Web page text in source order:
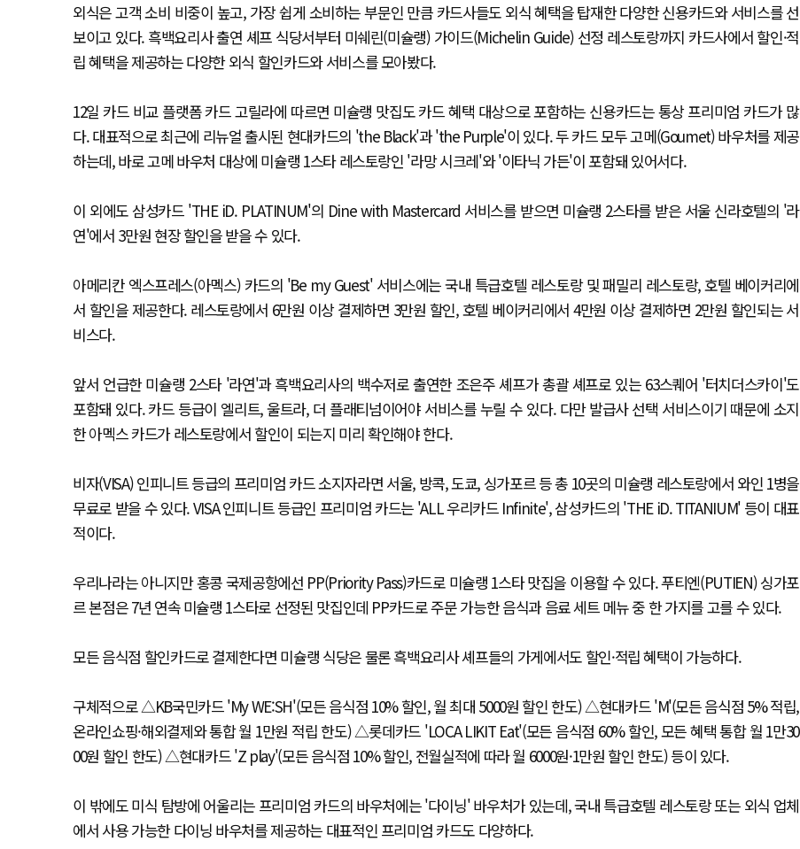
외식은 고객 소비 비중이 높고, 가장 쉽게 소비하는 부문인 만큼 카드사들도 외식 혜택을 탑재한 다양한 신용카드와 서비스를 선
보이고 있다. 흑백요리사 출연 셰프 식당서부터 미쉐린(미슐랭) 가이드(Michelin Guide) 선정 레스토랑까지 카드사에서 할인·적
립 혜택을 제공하는 다양한 외식 할인카드와 서비스를 모아봤다.
12일 카드 비교 플랫폼 카드 고릴라에 따르면 미슐랭 맛집도 카드 혜택 대상으로 포함하는 신용카드는 통상 프리미엄 카드가 많
다. 대표적으로 최근에 리뉴얼 출시된 현대카드의 'the Black'과 'the Purple'이 있다. 두 카드 모두 고메(Goumet) 바우처를 제공
하는데, 바로 고메 바우처 대상에 미슐랭 1스타 레스토랑인 '라망 시크레'와 '이타닉 가든'이 포함돼 있어서다.
이 외에도 삼성카드 'THE iD. PLATINUM'의 Dine with Mastercard 서비스를 받으면 미슐랭 2스타를 받은 서울 신라호텔의 '라
연'에서 3만원 현장 할인을 받을 수 있다.
아메리칸 엑스프레스(아멕스) 카드의 'Be my Guest' 서비스에는 국내 특급호텔 레스토랑 및 패밀리 레스토랑, 호텔 베이커리에
서 할인을 제공한다. 레스토랑에서 6만원 이상 결제하면 3만원 할인, 호텔 베이커리에서 4만원 이상 결제하면 2만원 할인되는 서
비스다.
앞서 언급한 미슐랭 2스타 '라연'과 흑백요리사의 백수저로 출연한 조은주 셰프가 총괄 셰프로 있는 63스퀘어 '터치더스카이'도
포함돼 있다. 카드 등급이 엘리트, 울트라, 더 플래티넘이어야 서비스를 누릴 수 있다. 다만 발급사 선택 서비스이기 때문에 소지
한 아멕스 카드가 레스토랑에서 할인이 되는지 미리 확인해야 한다.
비자(VISA) 인피니트 등급의 프리미엄 카드 소지자라면 서울, 방콕, 도쿄, 싱가포르 등 총 10곳의 미슐랭 레스토랑에서 와인 1병을
무료로 받을 수 있다. VISA 인피니트 등급인 프리미엄 카드는 'ALL 우리카드 Infinite', 삼성카드의 'THE iD. TITANIUM' 등이 대표
적이다.
우리나라는 아니지만 홍콩 국제공항에선 PP(Priority Pass)카드로 미슐랭 1스타 맛집을 이용할 수 있다. 푸티엔(PUTIEN) 싱가포
르 본점은 7년 연속 미슐랭 1스타로 선정된 맛집인데 PP카드로 주문 가능한 음식과 음료 세트 메뉴 중 한 가지를 고를 수 있다.
모든 음식점 할인카드로 결제한다면 미슐랭 식당은 물론 흑백요리사 셰프들의 가게에서도 할인·적립 혜택이 가능하다.
구체적으로 △KB국민카드 'My WE:SH'(모든 음식점 10% 할인, 월 최대 5000원 할인 한도) △현대카드 'M'(모든 음식점 5% 적립,
온라인쇼핑·해외결제와 통합 월 1만원 적립 한도) △롯데카드 'LOCA LIKIT Eat'(모든 음식점 60% 할인, 모든 혜택 통합 월 1만30
00원 할인 한도) △현대카드 'Z play'(모든 음식점 10% 할인, 전월실적에 따라 월 6000원·1만원 할인 한도) 등이 있다.
이 밖에도 미식 탐방에 어울리는 프리미엄 카드의 바우처에는 '다이닝' 바우처가 있는데, 국내 특급호텔 레스토랑 또는 외식 업체
에서 사용 가능한 다이닝 바우처를 제공하는 대표적인 프리미엄 카드도 다양하다.